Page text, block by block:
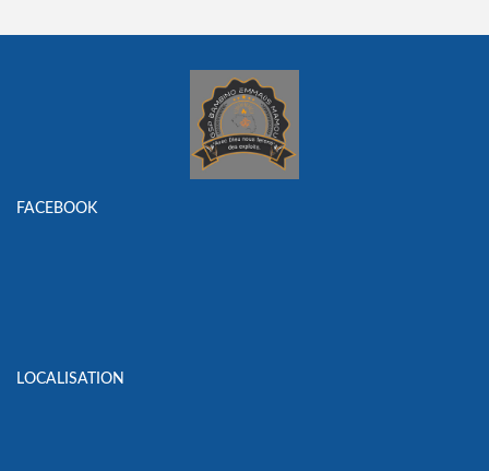
FACEBOOK
LOCALISATION